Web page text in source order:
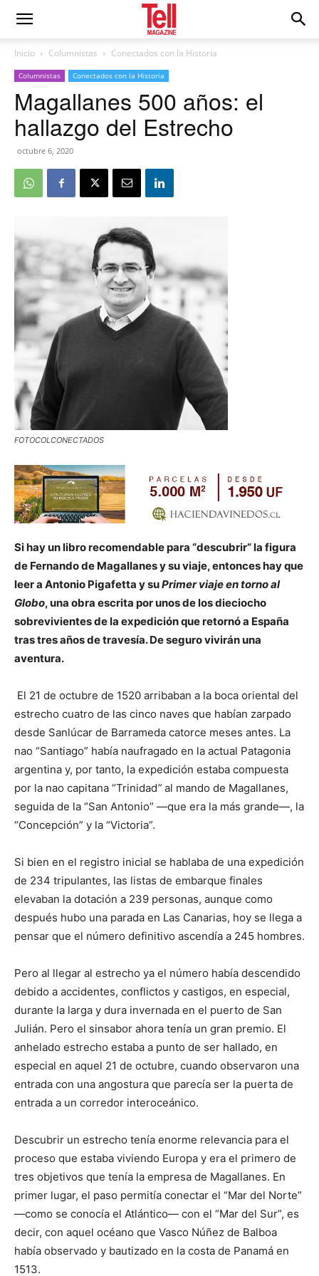
Inicio Columnistas Conectados con la Historia
Columnistas Conectados con la Historia
Magallanes 500 años: el
hallazgo del Estrecho
octubre 6, 2020
FOTOCOLCONECTADOS
Si hay un libro recomendable para “descubrir” la figura
de Fernando de Magallanes y su viaje, entonces hay que
leer a Antonio Pigafetta y suPrimer viaje en torno al
Globo, una obra escrita por unos de los dieciocho
sobrevivientes de la expedición que retornó a España
tras tres años de travesía. De seguro vivirán una
aventura.
El 21 de octubre de 1520 arribaban a la boca oriental del
estrecho cuatro de las cinco naves que habían zarpado
desde Sanlúcar de Barrameda catorce meses antes. La
nao “Santiago” había naufragado en la actual Patagonia
argentina y, por tanto, la expedición estaba compuesta
por la nao capitana “Trinidad” al mando de Magallanes,
seguida de la “San Antonio” —que era la más grande—, la
“Concepción” y la “Victoria”.
Si bien en el registro inicial se hablaba de una expedición
de 234 tripulantes, las listas de embarque finales
elevaban la dotación a 239 personas, aunque como
después hubo una parada en Las Canarias, hoy se llega a
pensar que el número definitivo ascendía a 245 hombres.
Pero al llegar al estrecho ya el número había descendido
debido a accidentes, conflictos y castigos, en especial,
durante la larga y dura invernada en el puerto de San
Julián. Pero el sinsabor ahora tenía un gran premio. El
anhelado estrecho estaba a punto de ser hallado, en
especial en aquel 21 de octubre, cuando observaron una
entrada con una angostura que parecía ser la puerta de
entrada a un corredor interoceánico.
Descubrir un estrecho tenía enorme relevancia para el
proceso que estaba viviendo Europa y era el primero de
tres objetivos que tenía la empresa de Magallanes. En
primer lugar, el paso permitía conectar el “Mar del Norte”
—como se conocía el Atlántico— con el “Mar del Sur”, es
decir, con aquel océano que Vasco Núñez de Balboa
había observado y bautizado en la costa de Panamá en
1513.